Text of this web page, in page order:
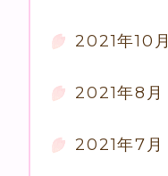
2021年10月
2021年8月
2021年7月